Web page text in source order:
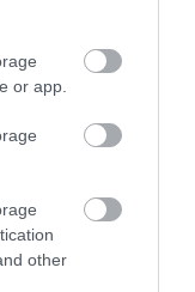
or app.
other
VÁR!